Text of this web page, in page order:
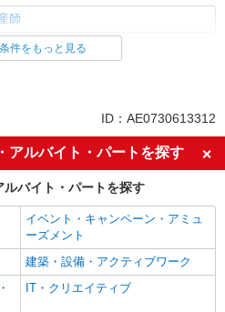
師
の求人を探す
未経験歓迎
新卒・第二新卒歓迎
主婦・主夫歓迎
学歴不問
ミドル（40代～）活躍中
シニア（60代～）活躍中
件をもっと見る
ID：AE0730613312
アルバイト・パートを探す
バイト・パートを探す
イベント・キャンペーン・アミュ
ーズメント
建築・設備・アクティブワーク
IT・クリエイティブ